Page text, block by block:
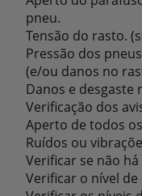
pneu.
Tensão do rasto.
Pressão dos
(e/ou danos no
Danos e desgaste
Verificação dos
Aperto de todos
Ruídos ou
Verificar se não
Verificar o nível